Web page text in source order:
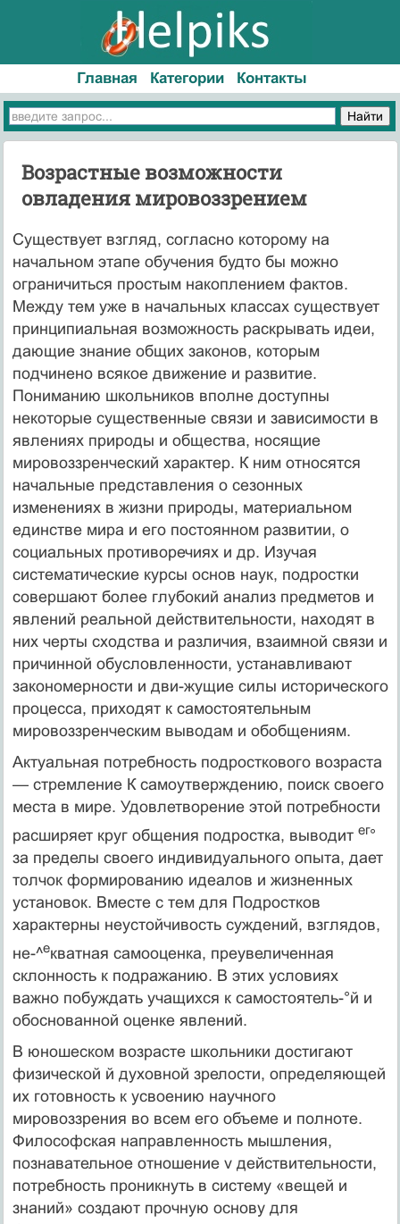
Главная Категории Контакты
Возрастные возможности
овладения мировоззрением
Существует взгляд, согласно которому на
начальном этапе обу­чения будто бы можно
ограничиться простым накоплением фактов.
Между тем уже в начальных классах существует
принципиальная возможность раскрывать идеи,
дающие знание общих законов, ко­торым
подчинено всякое движение и развитие.
Пониманию школь­ников вполне доступны
некоторые существенные связи и зависи­мости в
явлениях природы и общества, носящие
мировоззренческий характер. К ним относятся
начальные представления о сезонных
изменениях в жизни природы, материальном
единстве мира и его постоянном развитии, о
социальных противоречиях и др. Изучая
систематические курсы основ наук, подростки
совершают более глубокий анализ предметов и
явлений реальной действительности, находят в
них черты сходства и различия, взаимной связи и
при­чинной обусловленности, устанавливают
закономерности и дви-жущие силы исторического
процесса, приходят к самостоятель­ным
мировоззренческим выводам и обобщениям.
Актуальная потребность подросткового возраста
— стремление К самоутверждению, поиск своего
места в мире. Удовлетворение этой потребности
расширяет круг общения подростка, выводит ег°
за пределы своего индивидуального опыта, дает
толчок фор­мированию идеалов и жизненных
установок. Вместе с тем для Подростков
характерны неустойчивость суждений, взглядов,
не-^екватная самооценка, преувеличенная
склонность к подража­нию. В этих условиях
важно побуждать учащихся к самостоятель-°й и
обоснованной оценке явлений.
В юношеском возрасте школьники достигают
физической й духовной зрелости, определяющей
их готовность к усвоению на­учного
мировоззрения во всем его объеме и полноте.
Философ­ская направленность мышления,
познавательное отношение v действительности,
потребность проникнуть в систему «вещей и
знаний» создают прочную основу для